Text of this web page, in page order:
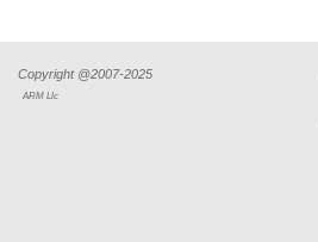
Copyright @2007-2025
ARM Llc